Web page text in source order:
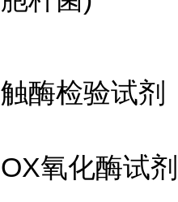
触酶检验试剂
OX氧化酶试剂